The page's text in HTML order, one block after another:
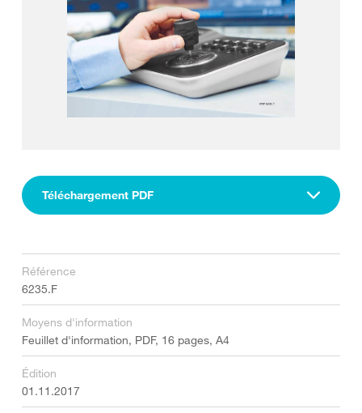
Téléchargement PDF
Référence
6235.F
Moyens d'information
Feuillet d'information, PDF, 16 pages, A4
Édition
01.11.2017